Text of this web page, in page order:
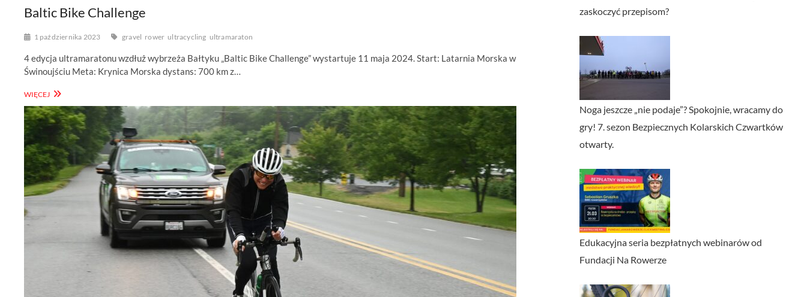
Baltic Bike Challenge
1 października 2023 gravel rower ultracycling ultramaraton
4 edycja ultramaratonu wzdłuż wybrzeża Bałtyku „Baltic Bike Challenge” wystartuje 11 maja 2024. Start: Latarnia Morska w
Świnoujściu Meta: Krynica Morska dystans: 700 km z…
WIĘCEJBALTIC
CHALLENGE
zaskoczyć przepisom?
Noga jeszcze „nie podaje”? Spokojnie, wracamy do
gry! 7. sezon Bezpiecznych Kolarskich Czwartków
otwarty.
Edukacyjna seria bezpłatnych webinarów od
Fundacji Na Rowerze